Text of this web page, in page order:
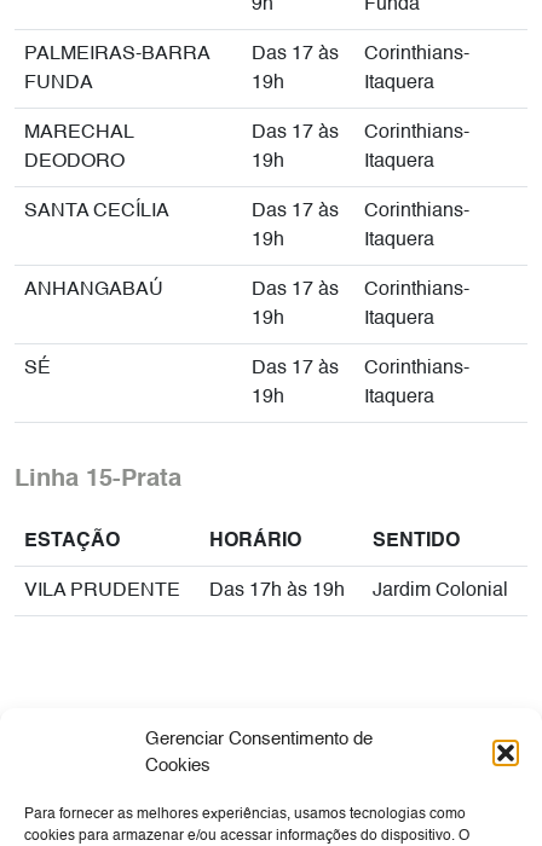
Gerenciar Consentimento de
Cookies
Para fornecer as melhores experiências, usamos tecnologias como
cookies para armazenar e/ou acessar informações do dispositivo. O
9h
Funda
PALMEIRAS-BARRA
FUNDA
Das 17 às
19h
Corinthians-
Itaquera
MARECHAL
DEODORO
Das 17 às
19h
Corinthians-
Itaquera
SANTA CECÍLIA
Das 17 às
19h
Corinthians-
Itaquera
ANHANGABAÚ
Das 17 às
19h
Corinthians-
Itaquera
SÉ
Das 17 às
19h
Corinthians-
Itaquera
Linha 15-Prata
ESTAÇÃO HORÁRIO SENTIDO
VILA PRUDENTE Das 17h às 19h Jardim Colonial
Empresa Sua Viagem Cultura Tecnologia